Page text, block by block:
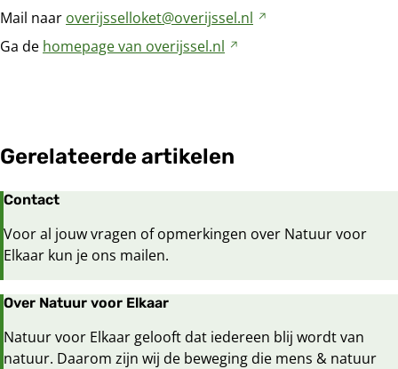
een
andere
website
Mail naar overijsselloket@overijssel.nl
Ga de homepage van overijssel.nl
Gerelateerde artikelen
Contact
Voor al jouw vragen of opmerkingen over Natuur voor
Elkaar kun je ons mailen.
Over Natuur voor Elkaar
Natuur voor Elkaar gelooft dat iedereen blij wordt van
natuur. Daarom zijn wij de beweging die mens & natuur